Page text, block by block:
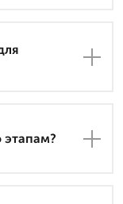
этапам?